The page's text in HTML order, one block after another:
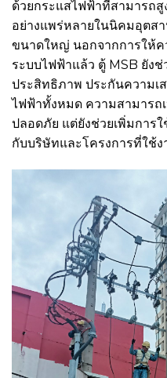
ด้วยกระแสไฟฟ้าที่สามารถ
อย่างแพร่หลายในนิคมอุตส
ขนาดใหญ่ นอกจากการให้
ระบบไฟฟ้าแล้ว ตู้ MSB ยัง
ประสิทธิภาพ ประกันความเ
ไฟฟ้าทั้งหมด ความสามารถ
ปลอดภัย แต่ยังช่วยเพิ่มการ
กับบริษัทและโครงการที่ใช้ง